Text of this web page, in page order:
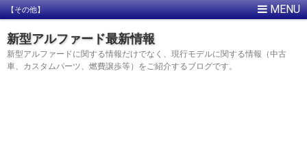
【その他】
新型アルファード最新情報
新型アルファードに関する情報だけでなく、現行モデルに関する情報（中古
車、カスタムパーツ、燃費譲歩等）をご紹介するブログです。